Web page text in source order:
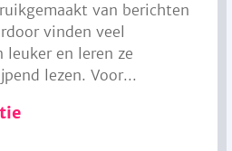
van berichten
vinden veel
leuker en leren ze
lezen. Voor...